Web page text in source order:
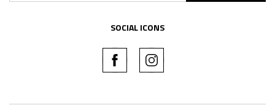
SOCIAL ICONS